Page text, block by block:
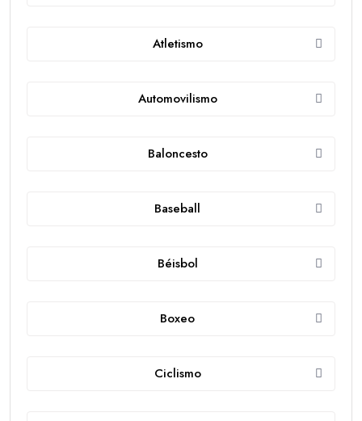
Atletismo
Automovilismo
Baloncesto
Baseball
Béisbol
Boxeo
Ciclismo